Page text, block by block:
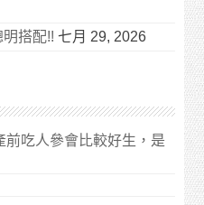
搭配!! 七月 29, 2026
前吃人參會比較好生，是